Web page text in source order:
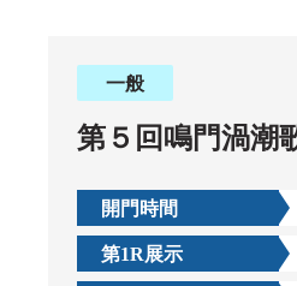
出走表・前日予想PDF
得点率ランキング
一般
第５回鳴門渦潮
開門時間
第1R展示